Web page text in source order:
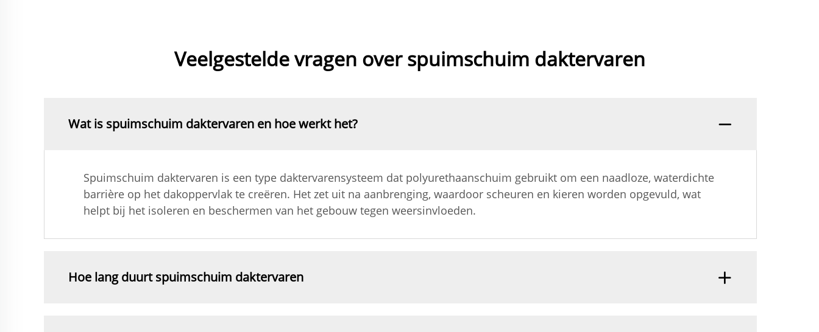
Veelgestelde vragen over spuimschuim daktervaren
Wat is spuimschuim daktervaren en hoe werkt het?
Spuimschuim daktervaren is een type daktervarensysteem dat polyurethaanschuim gebruikt om een naadloze, waterdichte
barrière op het dakoppervlak te creëren. Het zet uit na aanbrenging, waardoor scheuren en kieren worden opgevuld, wat
helpt bij het isoleren en beschermen van het gebouw tegen weersinvloeden.
Hoe lang duurt spuimschuim daktervaren